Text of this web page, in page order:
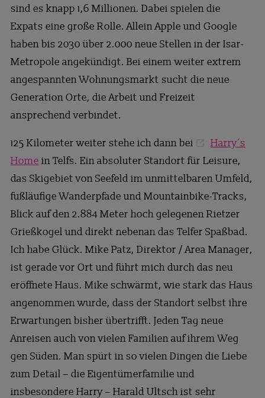
sind es knapp 1,6 Millionen. Dabei spielen die
Expats eine große Rolle. Allein Apple und Google
haben bis 2030 über 2.000 neue Stellen in der Isar-
Metropole angekündigt. Bei einem weiter extrem
angespannten Wohnungsmarkt sucht die neue
Generation Orte, die Arbeit und Freizeit
ansprechend verbindet.
125 Kilometer weiter stehe ich dann bei
Harry´s
Home in Telfs. Ein absoluter Standort für Leisure,
das Skigebiet von Seefeld im unmittelbaren Umfeld,
fußläufige Wanderpfade und Mountainbike-Tracks,
Blick auf den 2.884 Meter hoch gelegenen Rietzer
Grießkogel und direkt nebenan das Telfer Spaßbad.
Ich habe Glück. Mike Patz, Direktor / Area Manager,
ist gerade vor Ort und führt mich durch das neu
eröffnete Haus. Mike schwärmt, wie stark das Haus
angenommen wurde, dass der Standort selbst ihre
Erwartungen bisher übertrifft. Jeden Tag neue
Anreisen auch von vielen Familien auf ihrem Weg
gen Süden. Man spürt in so vielen Dingen die Liebe
zum Detail – die Eigentümerfamilie und
insbesondere Harry – Harald Ultsch ist sehr